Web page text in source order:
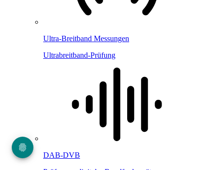
Ultra-Breitband Messungen
Ultrabreitband-Prüfung
DAB-DVB